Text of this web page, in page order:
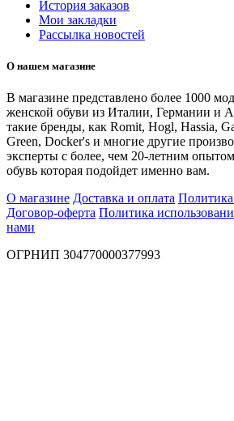
История заказов
Мои закладки
Рассылка новостей
О нашем магазине
В магазине представлено более 1000
женской обуви из Италии, Германии и
такие бренды, как Romit, Hogl, Hassia,
Green, Docker's и многие другие
эксперты с более, чем 20-летним
обувь которая подойдет именно вам.
О магазине Доставка и оплата
Договор-оферта Политика
нами
ОГРНИП 304770000377993